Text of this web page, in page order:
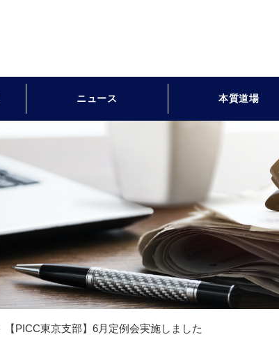
ニュース 本質道場
【PICC東京支部】6月定例会実施しました